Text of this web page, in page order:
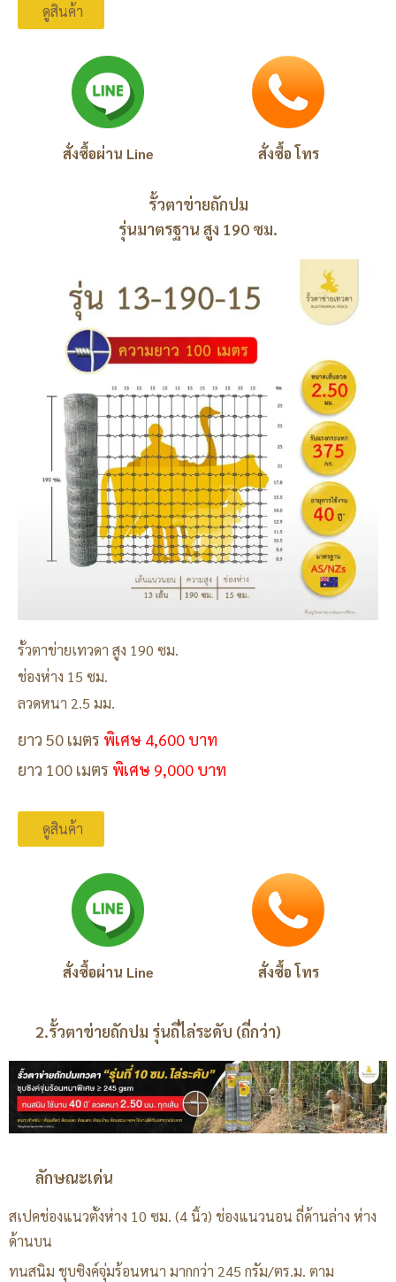
ดูสินค้า
สั่งซื้อผ่าน Line สั่งซื้อ โทร
รั้วตาข่ายถักปม
รุ่นมาตรฐาน สูง 190 ซม.
รั้วตาข่ายเทวดา สูง 190 ซม.
ช่องห่าง 15 ซม.
ลวดหนา 2.5 มม.
ยาว 50 เมตร พิเศษ 4,600 บาท
ยาว 100 เมตร พิเศษ 9,000 บาท
ดูสินค้า
สั่งซื้อผ่าน Line สั่งซื้อ โทร
2.รั้วตาข่ายถักปม รุ่นถี่ไล่ระดับ (ถี่กว่า)
ลักษณะเด่น
สเปคช่องแนวตั้งห่าง 10 ซม. (4 นิ้ว) ช่องแนวนอน ถี่ด้านล่าง ห่าง
ด้านบน
ทนสนิม ชุบซิงค์จุ่มร้อนหนา มากกว่า 245 กรัม/ตร.ม. ตาม